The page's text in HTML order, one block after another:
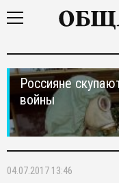
Россияне
войны
04.07.2017 13:46